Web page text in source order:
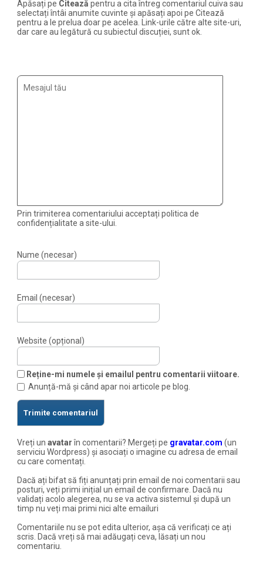
Apăsați pe Citează pentru a cita întreg comentariul cuiva sau
selectați întâi anumite cuvinte și apăsați apoi pe Citează
pentru a le prelua doar pe acelea. Link-urile către alte site-uri,
dar care au legătură cu subiectul discuției, sunt ok.
Prin trimiterea comentariului acceptați politica de
confidențialitate a site-ului.
Nume (necesar)
Email (necesar)
Website (opțional)
Reține-mi numele și emailul pentru comentarii viitoare.
Anunță-mă și când apar noi articole pe blog.
Vreți unavatarîn comentarii? Mergeți pe gravatar.com (un
serviciu Wordpress) și asociați o imagine cu adresa de email
cu care comentați.
Dacă ați bifat să fiți anunțați prin email de noi comentarii sau
posturi, veți primi inițial un email de confirmare. Dacă nu
validați acolo alegerea, nu se va activa sistemul și după un
timp nu veți mai primi nici alte emailuri
Comentariile nu se pot edita ulterior, așa că verificați ce ați
scris. Dacă vreți să mai adăugați ceva, lăsați un nou
comentariu.